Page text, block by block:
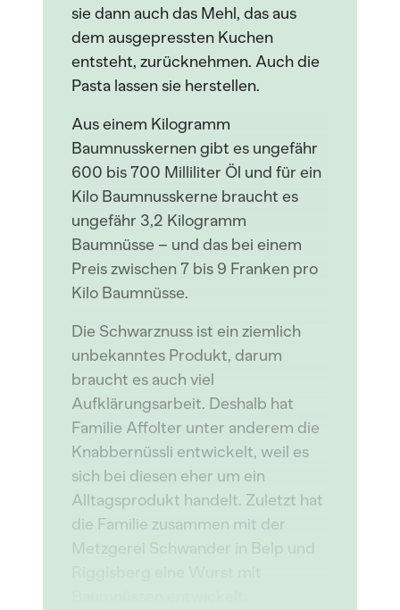
sie dann auch das Mehl, das aus
dem ausgepressten Kuchen
entsteht, zurücknehmen. Auch die
Pasta lassen sie herstellen.
Aus einem Kilogramm
Baumnusskernen gibt es ungefähr
600 bis 700 Milliliter Öl und für ein
Kilo Baumnusskerne braucht es
ungefähr 3,2 Kilogramm
Baumnüsse – und das bei einem
Preis zwischen 7 bis 9 Franken pro
Kilo Baumnüsse.
Die Schwarznuss ist ein ziemlich
unbekanntes Produkt, darum
braucht es auch viel
Aufklärungsarbeit. Deshalb hat
Familie Affolter unter anderem die
Knabbernüssli entwickelt, weil es
sich bei diesen eher um ein
Alltagsprodukt handelt. Zuletzt hat
die Familie zusammen mit der
Metzgerei Schwander in Belp und